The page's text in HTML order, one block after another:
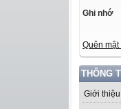
Ghi nhớ
Quên mật
THÔNG
Giới